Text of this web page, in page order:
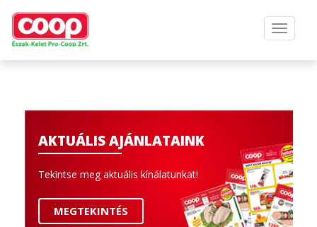
AKTUÁLIS AJÁNLATAINK
Tekintse meg aktuális kínálatunkat!
MEGTEKINTÉS